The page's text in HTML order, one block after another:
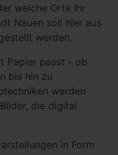
welche Orte Ihr
Nauen soll hier aus
werden.
Papier passt - ob
bis hin zu
werden
die digital
in Form